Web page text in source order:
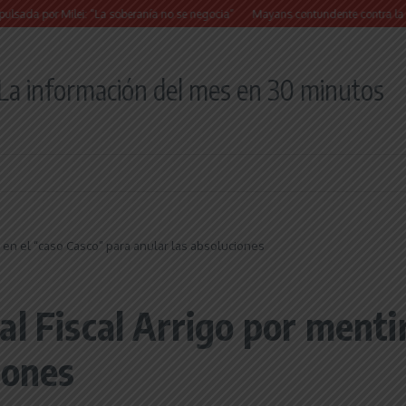
Milei: “La soberanía no se negocia” Mayans contundente contra la reforma
información del mes en 30 minutos
el “caso Casco” para anular las absoluciones
Fiscal Arrigo por